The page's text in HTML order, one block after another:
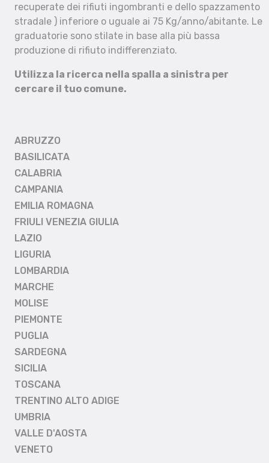
recuperate dei rifiuti ingombranti e dello spazzamento
stradale ) inferiore o uguale ai 75 Kg/anno/abitante. Le
graduatorie sono stilate in base alla più bassa
produzione di rifiuto indifferenziato.
Utilizza la ricerca nella spalla a sinistra per
cercare il tuo comune.
ABRUZZO
BASILICATA
CALABRIA
CAMPANIA
EMILIA ROMAGNA
FRIULI VENEZIA GIULIA
LAZIO
LIGURIA
LOMBARDIA
MARCHE
MOLISE
PIEMONTE
PUGLIA
SARDEGNA
SICILIA
TOSCANA
TRENTINO ALTO ADIGE
UMBRIA
VALLE D'AOSTA
VENETO